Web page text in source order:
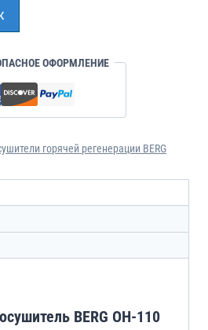
ОФОРМЛЕНИЕ
горячей регенерации BERG
BERG ОН-110